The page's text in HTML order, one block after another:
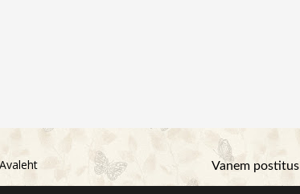
Vanem postitus
Avaleht